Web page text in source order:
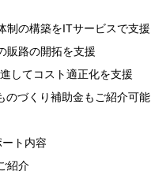
制の構築をITサービスで支援
販路の開拓を支援
してコスト適正化を支援
のづくり補助金もご紹介可能
ト内容
紹介